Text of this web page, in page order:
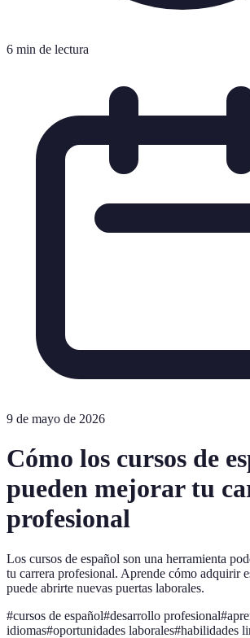
6 min de lectura
9 de mayo de 2026
Cómo los cursos de
pueden mejorar tu
profesional
Los cursos de español son una herramienta
tu carrera profesional. Aprende cómo adquirir
puede abrirte nuevas puertas laborales.
#cursos de español#desarrollo profesional#
idiomas#oportunidades laborales#habilidades